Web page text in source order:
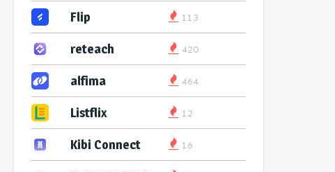
Flip 113
reteach 420
alfima 464
Listflix 12
Kibi Connect 16